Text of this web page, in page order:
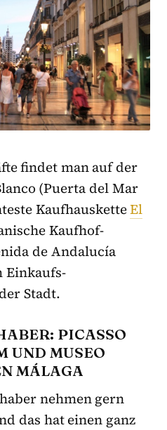
findet man auf der
(Puerta del Mar
KaufhausketteEl
Kaufhof-
de Andalucía
Einkaufs-
Stadt.
PICASSO
UND MUSEO
MÁLAGA
nehmen gern
das hat einen ganz